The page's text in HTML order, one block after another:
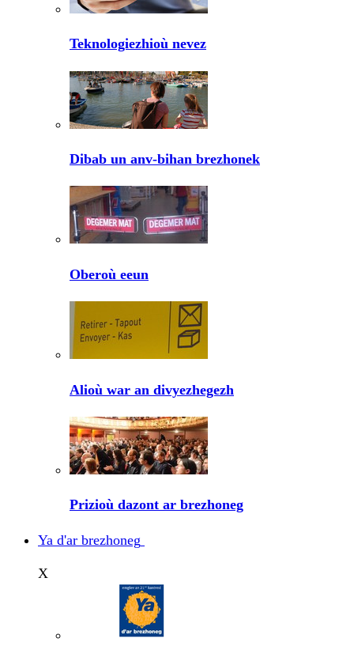
Teknologiezhioù nevez
Dibab un anv-bihan brezhonek
Oberoù eeun
Alioù war an divyezhegezh
Prizioù dazont ar brezhoneg
Ya d'ar brezhoneg
X